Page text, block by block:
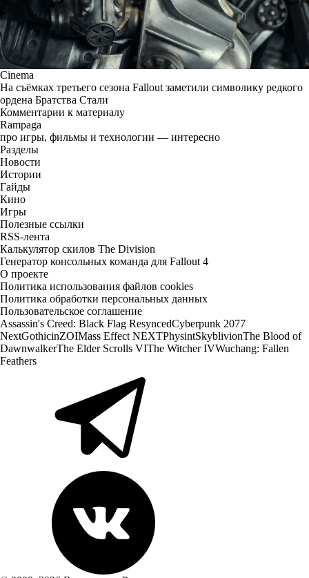
Cinema
На съёмках третьего сезона Fallout заметили символику редкого
ордена Братства Стали
Комментарии к материалу
Rampaga
про игры, фильмы и технологии — интересно
Разделы
Новости
Истории
Гайды
Кино
Игры
Полезные ссылки
RSS-лента
Калькулятор скилов The Division
Генератор консольных команда для Fallout 4
О проекте
Политика использования файлов cookies
Политика обработки персональных данных
Пользовательское соглашение
Assassin's Creed: Black Flag ResyncedCyberpunk 2077
NextGothicinZOIMass Effect NEXTPhysintSkyblivionThe Blood of
DawnwalkerThe Elder Scrolls VIThe Witcher IVWuchang: Fallen
Feathers